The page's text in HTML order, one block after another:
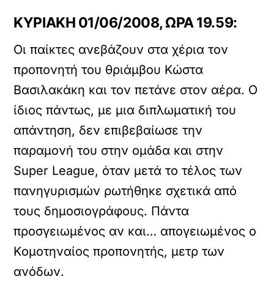
ΚΥΡΙΑΚΗ 01/06/2008, ΩΡΑ 19.59:
Οι παίκτες ανεβάζουν στα χέρια τον
προπονητή του θριάμβου Κώστα
Βασιλακάκη και τον πετάνε στον αέρα. Ο
ίδιος πάντως, με μια διπλωματική του
απάντηση, δεν επιβεβαίωσε την
παραμονή του στην ομάδα και στην
Super League, όταν μετά το τέλος των
πανηγυρισμών ρωτήθηκε σχετικά από
τους δημοσιογράφους. Πάντα
προσγειωμένος αν και… απογειωμένος ο
Kομοτηναίος προπονητής, μετρ των
ανόδων.